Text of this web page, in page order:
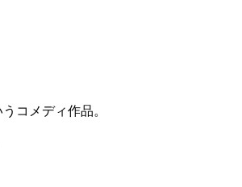
コメディ作品。